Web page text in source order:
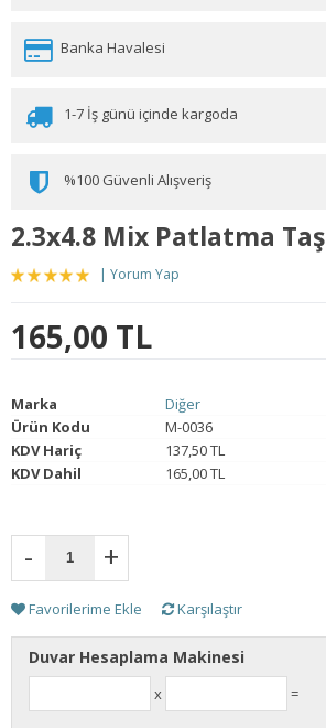
Banka Havalesi
1-7 İş günü içinde kargoda
%100 Güvenli Alışveriş
2.3x4.8 Mix Patlatma Taş
Yorum Yap
165,00 TL
Marka
Diğer
Ürün Kodu
M-0036
KDV Hariç
137,50 TL
KDV Dahil
165,00 TL
- +
Favorilerime Ekle Karşılaştır
Duvar Hesaplama Makinesi
x =